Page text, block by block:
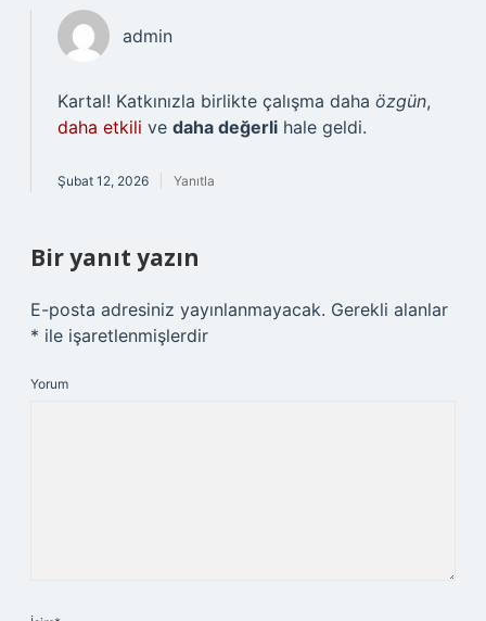
admin
Kartal! Katkınızla birlikte çalışma daha özgün,
daha etkili ve daha değerli hale geldi.
Şubat 12, 2026 Yanıtla
Bir yanıt yazın
E-posta adresiniz yayınlanmayacak. Gerekli alanlar
* ile işaretlenmişlerdir
Yorum